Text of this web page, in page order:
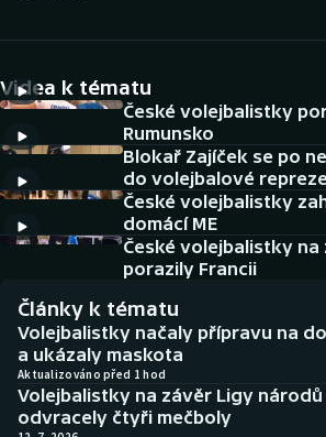
Tenis
Atletika
Cyklistika
DALŠÍ SPORTY
Americký fotbal
Baseball a softbal
Basketbal
Biatlon
NEPŘEHLÉDNĚTE
Soutěže
Historické návraty
Aplikace ČT sport
Videa k tématu
České volejbalistky
Rumunsko
Blokař Zajíček se po
do volejbalové
České volejbalistky
domácí ME
České volejbalistky
porazily Francii
Články k tématu
Volejbalistky načaly přípravu na
a ukázaly maskota
Aktualizováno před 1 hod
Volejbalistky na závěr Ligy
odvracely čtyři mečboly